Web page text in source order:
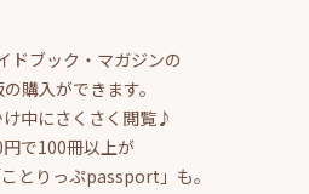
ドブック・マガジンの
購入ができます。
中にさくさく閲覧♪
で100冊以上が
とりっぷpassport」も。